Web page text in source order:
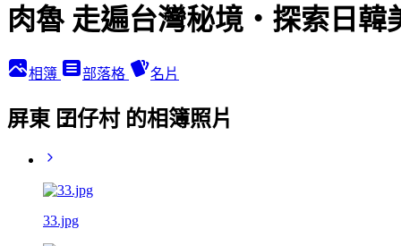
肉魯 走遍台灣秘境・探索日韓
相簿 部落格 名片
屏東 囝仔村 的相簿照片
33.jpg